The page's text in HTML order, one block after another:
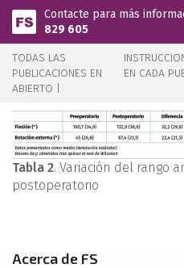
Pasar al contenido principal
Contacte para más
829 605
TODAS LAS
PUBLICACIONES EN
ABIERTO |
EN CADA
Tabla 2. Variación del rango
postoperatorio
Acerca de FS